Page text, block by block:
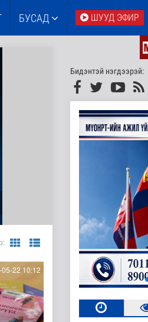
БУСАД ШУУД ЭФИР
22 10:12
Бидэнтэй нэгдээрэй: